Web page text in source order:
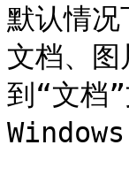
默认情
文档、
到“文档